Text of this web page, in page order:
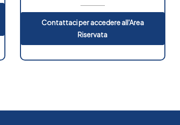
Contattaci per accedere all'Area
Riservata